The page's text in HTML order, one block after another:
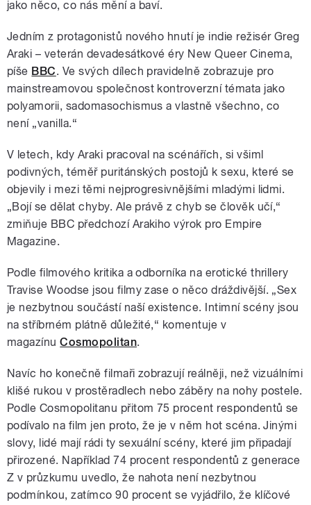
jako něco, co nás mění a baví.
Jedním z protagonistů nového hnutí je indie režisér Greg
Araki – veterán devadesátkové éry New Queer Cinema,
píše BBC. Ve svých dílech pravidelně zobrazuje pro
mainstreamovou společnost kontroverzní témata jako
polyamorii, sadomasochismus a vlastně všechno, co
není „vanilla.“
V letech, kdy Araki pracoval na scénářích, si všiml
podivných, téměř puritánských postojů k sexu, které se
objevily i mezi těmi nejprogresivnějšími mladými lidmi.
„Bojí se dělat chyby. Ale právě z chyb se člověk učí,“
zmiňuje BBC předchozí Arakiho výrok pro Empire
Magazine.
Podle filmového kritika a odborníka na erotické thrillery
Travise Woodse jsou filmy zase o něco dráždivější. „Sex
je nezbytnou součástí naší existence. Intimní scény jsou
na stříbrném plátně důležité,“ komentuje v
magazínu Cosmopolitan.
Navíc ho konečně filmaři zobrazují reálněji, než vizuálními
klišé rukou v prostěradlech nebo záběry na nohy postele.
Podle Cosmopolitanu přitom 75 procent respondentů se
podívalo na film jen proto, že je v něm hot scéna. Jinými
slovy, lidé mají rádi ty sexuální scény, které jim připadají
přirozené. Například 74 procent respondentů z generace
Z v průzkumu uvedlo, že nahota není nezbytnou
podmínkou, zatímco 90 procent se vyjádřilo, že klíčové